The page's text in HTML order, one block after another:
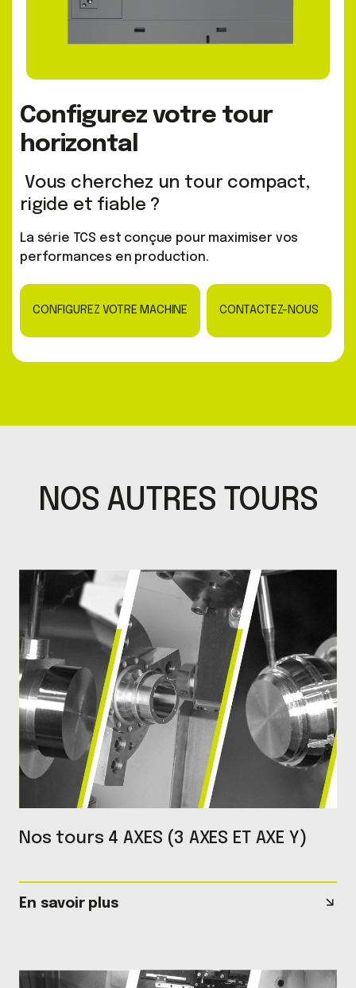
Configurez votre tour
horizontal
Vous cherchez un tour compact,
rigide et fiable ?
La série TCS est conçue pour maximiser vos
performances en production.
CONFIGUREZ VOTRE MACHINE CONTACTEZ-NOUS
NOS AUTRES TOURS
Nos tours 4 AXES (3 AXES ET AXE Y)
En savoir plus